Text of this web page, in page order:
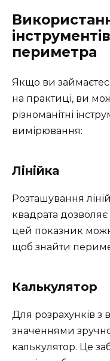
периметра
Якщо ви
на практиці, ви
різноманітні
вимірювання:
Лінійка
Розташування
квадрата дозволяє
цей показник
щоб знайти
Калькулятор
Для розрахунків
значеннями
калькулятор. Це